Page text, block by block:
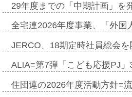
29年度までの「中期計画」
全宅連2026年度事業、「外
JERCO、18期定時社員総会
ALIA=第7弾「こども応援PJ
住団連の2026年度活動方針=